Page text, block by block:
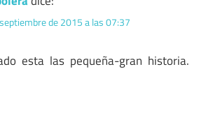
de 2015 a las 07:37
esta las pequeña-gran historia.